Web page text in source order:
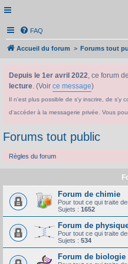
FAQ
Accueil du forum Forums tout
Depuis le 1er avril 2022, ce forum
lecture. (Voir ce message)
Il n'est plus possible de s'y inscrire, de s'y
d'accéder à la messagerie privée. Vous
Forums tout public
Règles du forum
Forum de chimie
Pour tout ce qui traite
Sujets : 1652
Forum de
Pour tout ce qui traite
Sujets : 534
Forum de biologie